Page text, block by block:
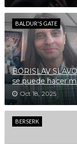
BALDUR'S GATE
BORISLAV
se puede hacer
Oct 18, 2025
BERSERK